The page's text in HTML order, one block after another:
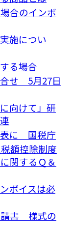
合のインボ
施につい
る場合
せ 5月27日
向けて」研
表に 国税庁
額控除制度
関するＱ＆
ボイスは必
請書 様式の